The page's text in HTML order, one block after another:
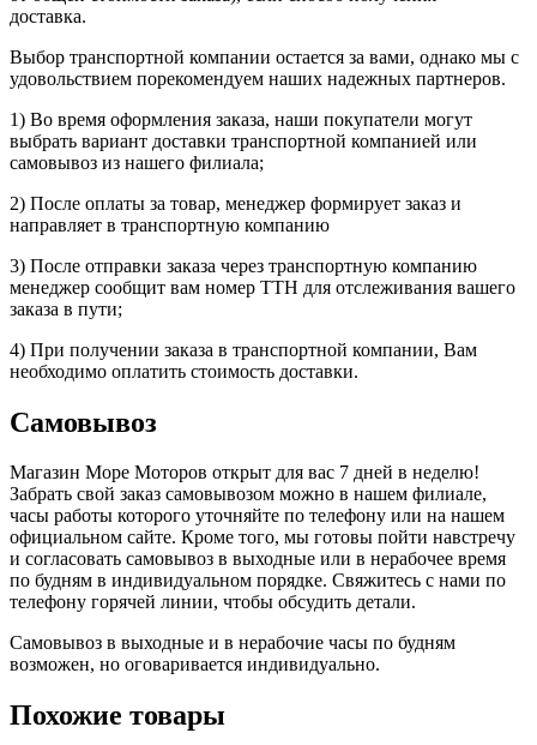
доставка.
Выбор транспортной компании остается за вами, однако мы с
удовольствием порекомендуем наших надежных партнеров.
1) Во время оформления заказа, наши покупатели могут
выбрать вариант доставки транспортной компанией или
самовывоз из нашего филиала;
2) После оплаты за товар, менеджер формирует заказ и
направляет в транспортную компанию
3) После отправки заказа через транспортную компанию
менеджер сообщит вам номер ТТН для отслеживания вашего
заказа в пути;
4) При получении заказа в транспортной компании, Вам
необходимо оплатить стоимость доставки.
Самовывоз
Магазин Море Моторов открыт для вас 7 дней в неделю!
Забрать свой заказ самовывозом можно в нашем филиале,
часы работы которого уточняйте по телефону или на нашем
официальном сайте. Кроме того, мы готовы пойти навстречу
и согласовать самовывоз в выходные или в нерабочее время
по будням в индивидуальном порядке. Свяжитесь с нами по
телефону горячей линии, чтобы обсудить детали.
Самовывоз в выходные и в нерабочие часы по будням
возможен, но оговаривается индивидуально.
Похожие товары